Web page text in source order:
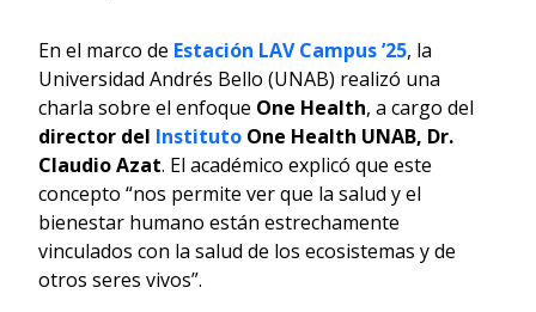
En el marco de Estación LAV Campus ’25, la
Universidad Andrés Bello (UNAB) realizó una
charla sobre el enfoque One Health, a cargo del
director del Instituto One Health UNAB, Dr.
Claudio Azat. El académico explicó que este
concepto “nos permite ver que la salud y el
bienestar humano están estrechamente
vinculados con la salud de los ecosistemas y de
otros seres vivos”.